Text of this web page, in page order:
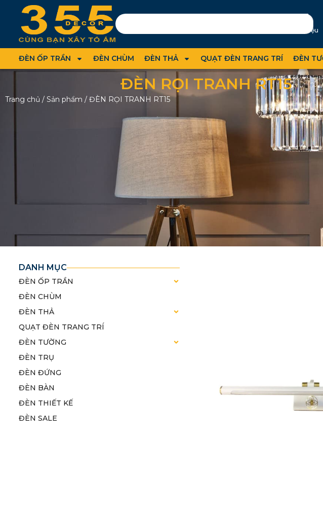
Giới thiệu
ĐÈN ỐP TRẦN ĐÈN CHÙM ĐÈN THẢ QUẠT ĐÈN TRANG TRÍ ĐÈN
ĐÈN RỌI TRANH RT15
Trang chủ / Sản phẩm / ĐÈN RỌI TRANH RT15
DANH MỤC
ĐÈN ỐP TRẦN
ĐÈN CHÙM
ĐÈN THẢ
QUẠT ĐÈN TRANG TRÍ
ĐÈN TƯỜNG
ĐÈN TRỤ
ĐÈN ĐỨNG
ĐÈN BÀN
ĐÈN THIẾT KẾ
ĐÈN SALE